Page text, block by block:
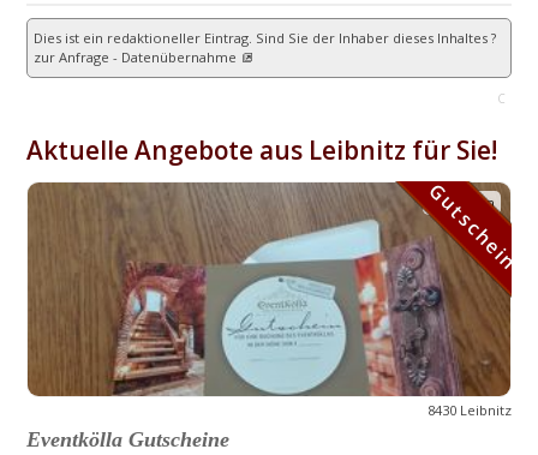
Dies ist ein redaktioneller Eintrag. Sind Sie der Inhaber dieses Inhaltes ?
zur Anfrage - Datenübernahme
C
Aktuelle Angebote aus Leibnitz für Sie!
Gutschein
8430 Leibnitz
Eventkölla Gutscheine
Gutschein